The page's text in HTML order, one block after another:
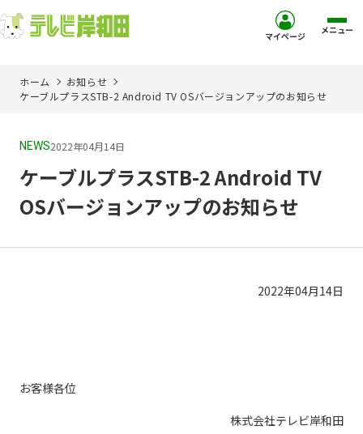
ホーム
サービス
お客様サポート
マイページ メニュー
ホーム
お知らせ
ケーブルプラスSTB-2 Android TV OSバージョンアップのお知らせ
NEWS2022年04月14日
ケーブルプラスSTB-2 Android TV
OSバージョンアップのお知らせ
2022年04月14日
お客様各位
株式会社テレビ岸和田